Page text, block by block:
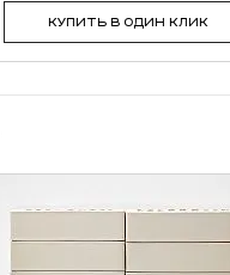
КУПИТЬ В ОДИН КЛИК